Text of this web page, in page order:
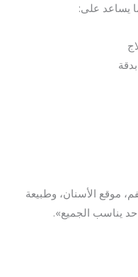
يساعد على:
الأسنان، وطبيعة
يناسب الجميع».